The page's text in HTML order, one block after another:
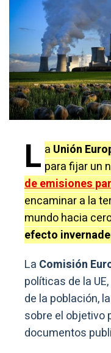
L a Unión
para fijar un
de emisiones
encaminar a la
mundo hacia
efecto
La Comisión
políticas de la
de la población,
sobre el objetivo
documentos